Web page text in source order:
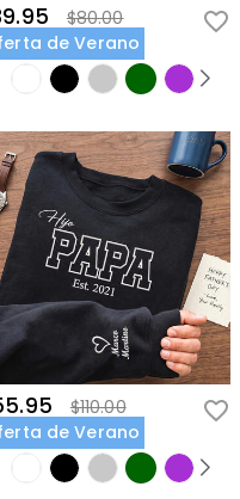
$80.00
de Verano
$110.00
de Verano